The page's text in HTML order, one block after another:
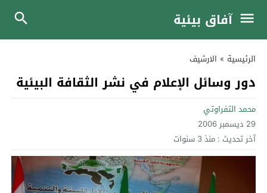
آفاق بيئية
الرئيسية » الارشيف
دور وسائل الإعلام في نشر الثقافة البيئية
محمد التفراوتي
29 ديسمبر 2006
آخر تحديث : منذ 3 سنوات